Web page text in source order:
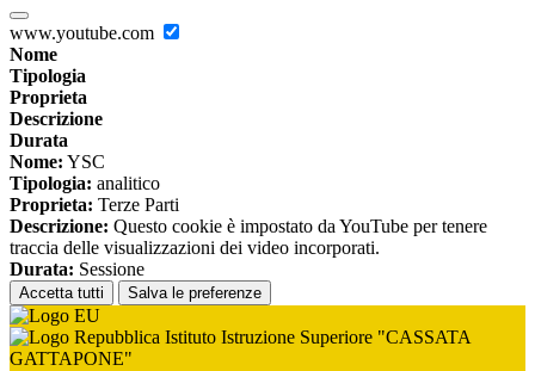
www.youtube.com
Nome
Tipologia
Proprieta
Descrizione
Durata
Nome: YSC
Tipologia: analitico
Proprieta: Terze Parti
Descrizione: Questo cookie è impostato da YouTube per tenere
traccia delle visualizzazioni dei video incorporati.
Durata: Sessione
Accetta tutti Salva le preferenze
Istituto Istruzione Superiore "CASSATA
GATTAPONE"